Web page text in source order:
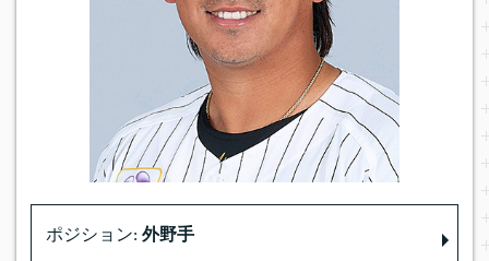
ポジション: 外野手